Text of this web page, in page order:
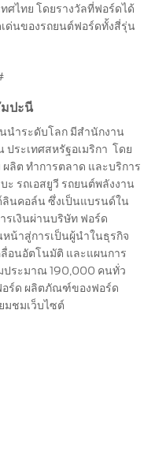
ศไทย โดยรางวัลที่ฟอร์ดได้
ด่นของรถยนต์ฟอร์ดทั้งสี่รุ่น
มปะนี
นำระดับโลก มีสำนักงาน
ประเทศสหรัฐอเมริกา โดย
ลิต ทำการตลาด และบริการ
ะ รถเอสยูวี รถยนต์พลังงาน
นคอล์น ซึ่งเป็นแบรนด์ใน
รเงินผ่านบริษัท ฟอร์ด
หน้าสู่การเป็นผู้นำในธุรกิจ
อนอัตโนมัติ และแผนการ
ประมาณ 190,000 คนทั่ว
อร์ด ผลิตภัณฑ์ของฟอร์ด
มชมเว็บไซต์